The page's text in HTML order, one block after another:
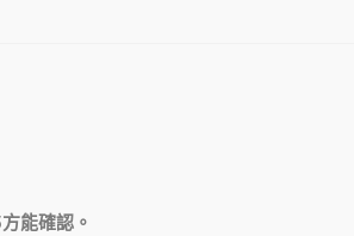
能確認。